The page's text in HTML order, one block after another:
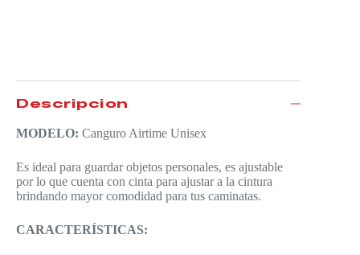
Descripción
MODELO: Canguro Airtime Unisex
Es ideal para guardar objetos personales, es ajustable
por lo que cuenta con cinta para ajustar a la cintura
brindando mayor comodidad para tus caminatas.
CARACTERÍSTICAS: